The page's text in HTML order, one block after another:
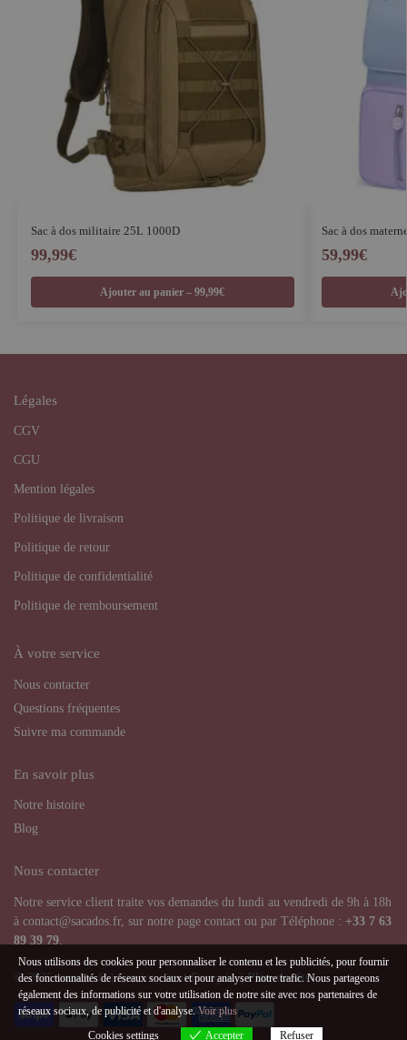
Sac à dos militaire 25L 1000D
99,99€
Ajouter au panier – 99,99€
Sac à dos
59,99€
Légales
CGV
CGU
Mention légales
Politique de livraison
Politique de retour
Politique de confidentialité
Politique de remboursement
À votre service
Nous contacter
Questions fréquentes
Suivre ma commande
En savoir plus
Notre histoire
Blog
Nous contacter
Notre service client traite vos demandes du lundi au vendredi de 9h à 18h
à contact@sacados.fr, sur notre page contact ou par Téléphone : +33 7 63
89 39 79
© 2025 sacados.fr | Service client Français |Plan de site
Nous utilisons des cookies pour personnaliser le contenu et les publicités, pour fournir
des fonctionnalités de réseaux sociaux et pour analyser notre trafic. Nous partageons
également des informations sur votre utilisation de notre site avec nos partenaires de
réseaux sociaux, de publicité et d'analyse.Voir plus
Cookies settings
Accepter Refuser